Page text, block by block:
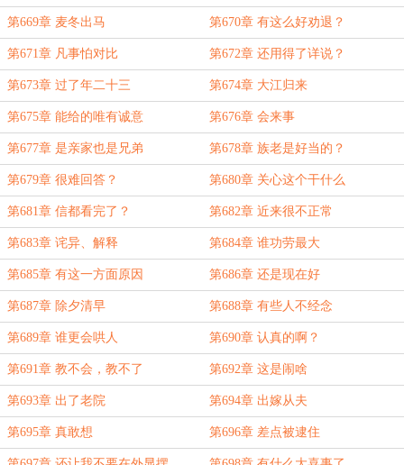
第669章 麦冬出马 第670章 有这么好劝退？
第671章 凡事怕对比 第672章 还用得了详说？
第673章 过了年二十三 第674章 大江归来
第675章 能给的唯有诚意 第676章 会来事
第677章 是亲家也是兄弟 第678章 族老是好当的？
第679章 很难回答？ 第680章 关心这个干什么
第681章 信都看完了？ 第682章 近来很不正常
第683章 诧异、解释 第684章 谁功劳最大
第685章 有这一方面原因 第686章 还是现在好
第687章 除夕清早 第688章 有些人不经念
第689章 谁更会哄人 第690章 认真的啊？
第691章 教不会，教不了 第692章 这是闹啥
第693章 出了老院 第694章 出嫁从夫
第695章 真敢想 第696章 差点被逮住